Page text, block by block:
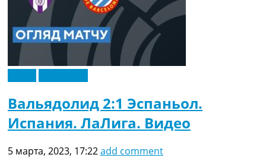
Вальядолид 2:1 Эспаньол.
Испания. ЛаЛига. Видео
5 марта, 2023, 17:22add comment